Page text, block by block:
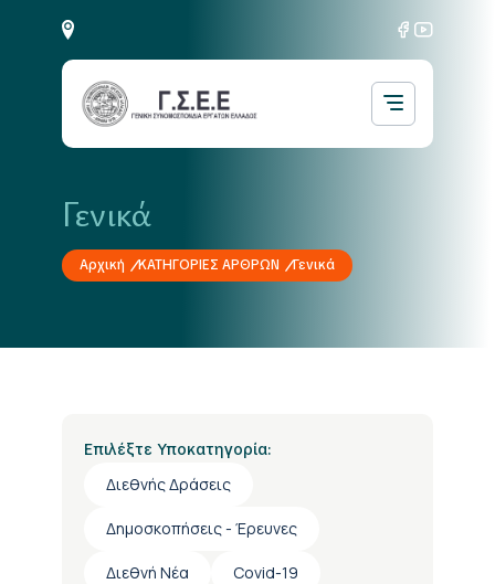
Γενικά
Αρχική ΚΑΤΗΓΟΡΙΕΣ ΑΡΘΡΩΝ Γενικά
Επιλέξτε Υποκατηγορία:
Διεθνής Δράσεις
Δημοσκοπήσεις - Έρευνες
Διεθνή Νέα Covid-19